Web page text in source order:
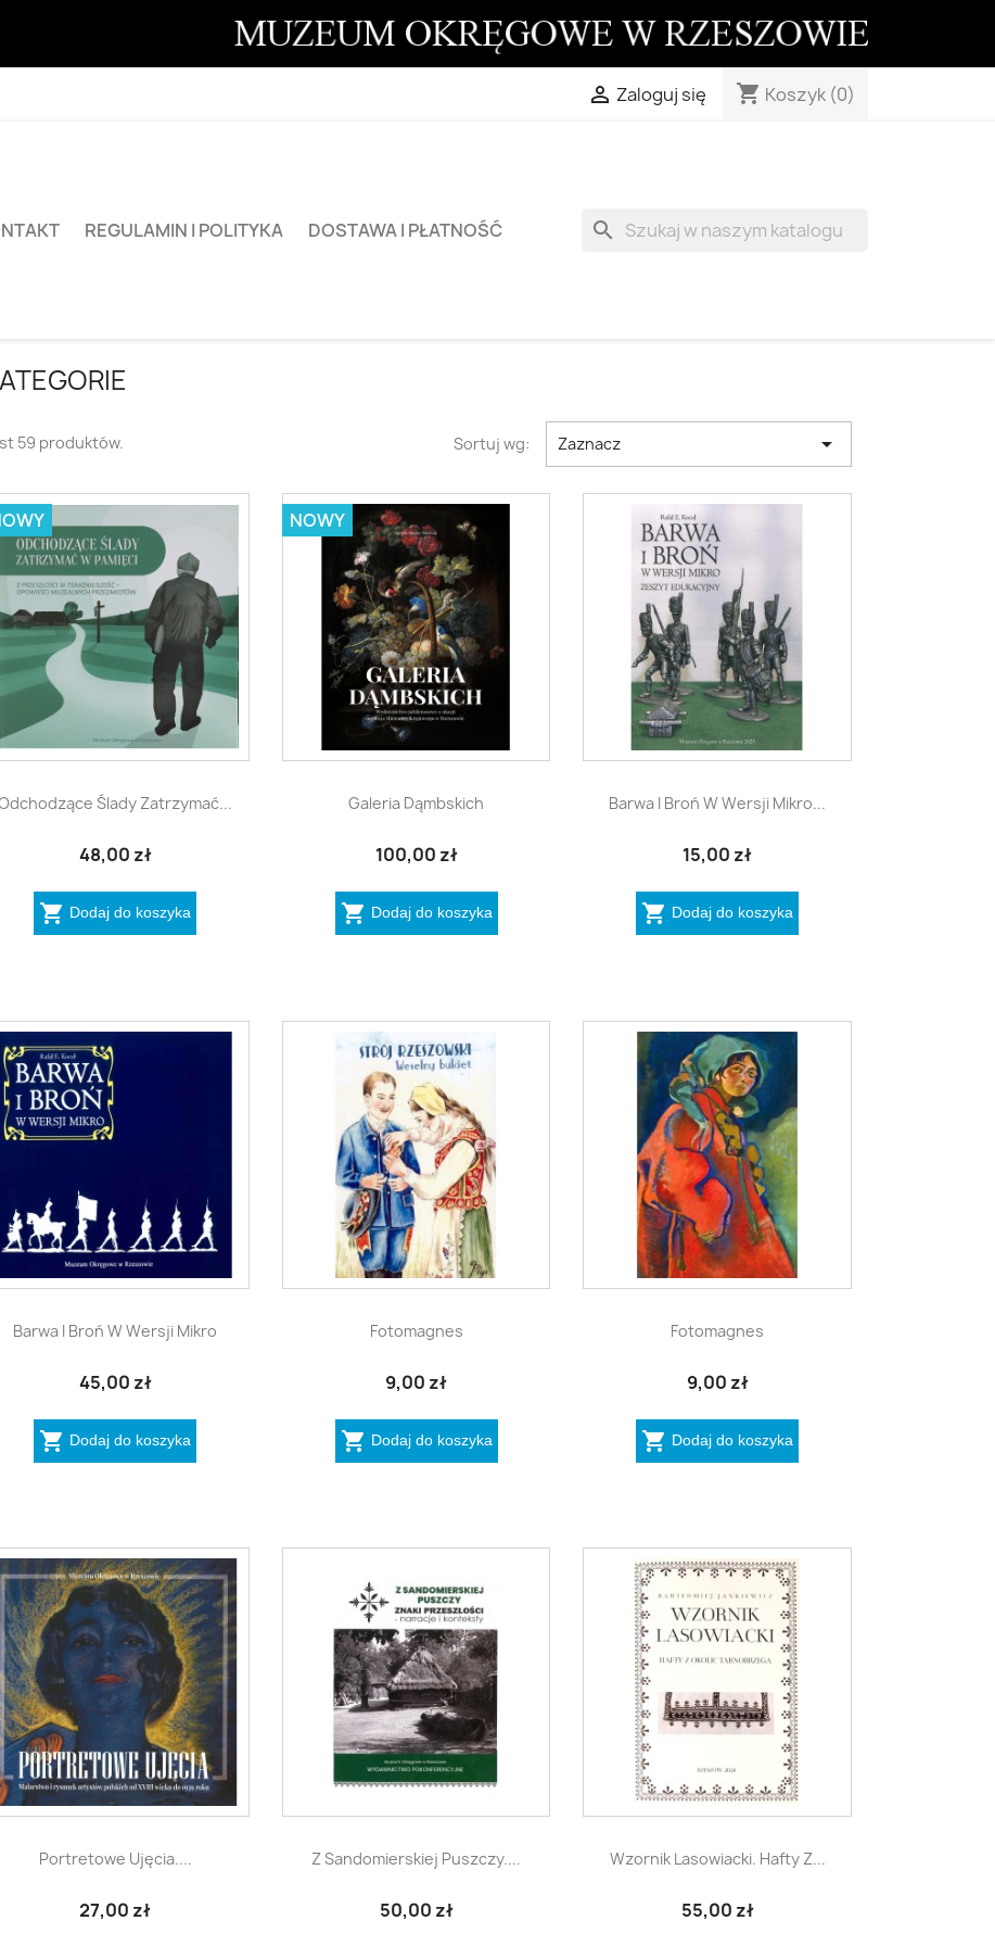
 Zaloguj się shopping_cart Koszyk (0)
REGULAMIN I POLITYKA DOSTAWA I PŁATNOŚĆ search
59 produktów. Sortuj wg: Zaznacz 
Szybki podgląd
Ślady Zatrzymać...
48,00 zł
 Dodaj do koszyka
Szybki podgląd
Galeria Dąmbskich
100,00 zł
 Dodaj do koszyka
NOWY
Szybki podgląd
Barwa I Broń W Wersji Mikro...
15,00 zł
 Dodaj do koszyka
Szybki podgląd
Barwa I Broń W Wersji Mikro
45,00 zł
 Dodaj do koszyka
Szybki podgląd
Fotomagnes
9,00 zł
 Dodaj do koszyka
Szybki podgląd
Fotomagnes
9,00 zł
 Dodaj do koszyka
Szybki podgląd
Portretowe Ujęcia....
27,00 zł
Szybki podgląd
Z Sandomierskiej Puszczy....
50,00 zł
 Szybki podgląd
Wzornik Lasowiacki. Hafty Z...
55,00 zł